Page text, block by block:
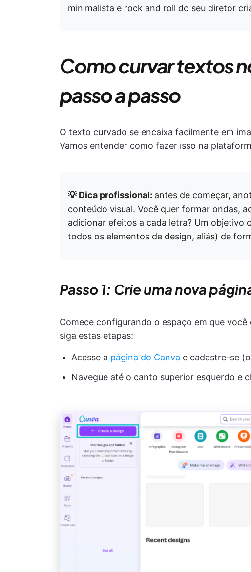
minimalista e rock and roll do seu diretor
Como curvar textos
passo a passo
O texto curvado se encaixa facilmente em
Vamos entender como fazer isso na
💡 Dica profissional: antes de começar,
conteúdo visual. Você quer formar ondas,
adicionar efeitos a cada letra? Um objetivo
todos os elementos de design, aliás) de
Passo 1: Crie uma nova
Comece configurando o espaço em que
siga estas etapas:
Acesse a página do Canva e cadastre-se
Navegue até o canto superior esquerdo e